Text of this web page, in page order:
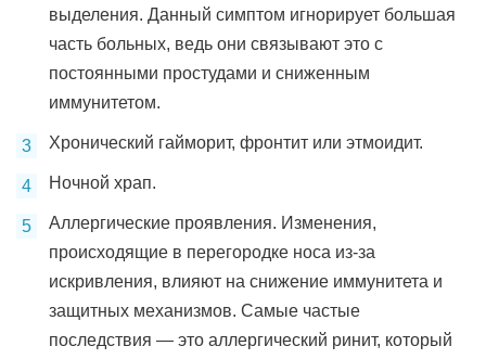
выделения. Данный симптом игнорирует большая
часть больных, ведь они связывают это с
постоянными простудами и сниженным
иммунитетом.
Хронический гайморит, фронтит или этмоидит.
Ночной храп.
Аллергические проявления. Изменения,
происходящие в перегородке носа из-за
искривления, влияют на снижение иммунитета и
защитных механизмов. Самые частые
последствия — это аллергический ринит, который